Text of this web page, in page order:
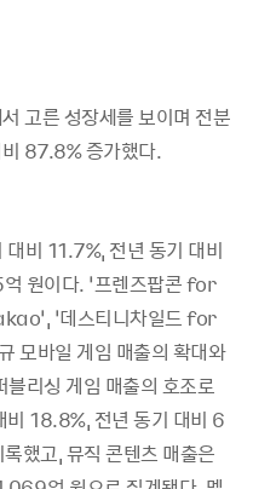
고른 성장세를 보이며 전분
87.8%증가했다.
대비 11.7%, 전년 동기 대비
억 원이다. ‘프렌즈팝콘for
‘데스티니차일드for
모바일 게임 매출의 확대와
블리싱 게임 매출의 호조로
비 18.8%, 전년 동기 대비 6
했고,뮤직 콘텐츠 매출은